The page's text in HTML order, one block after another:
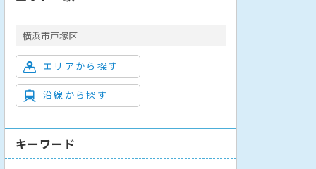
横浜市戸塚区
エリアから探す
沿線から探す
キーワード